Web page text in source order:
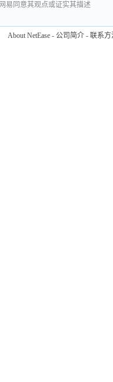
易同意其观点或证实其描述
About NetEase - 公司简介 - 联系方